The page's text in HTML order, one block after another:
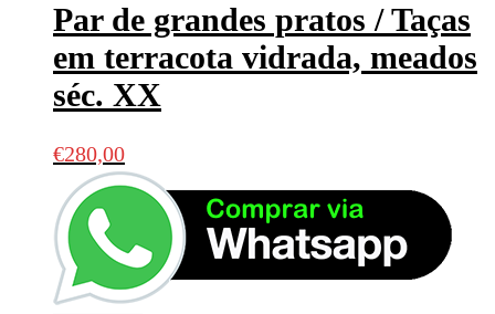
Par de grandes pratos / Taças
em terracota vidrada, meados
séc. XX
€280,00